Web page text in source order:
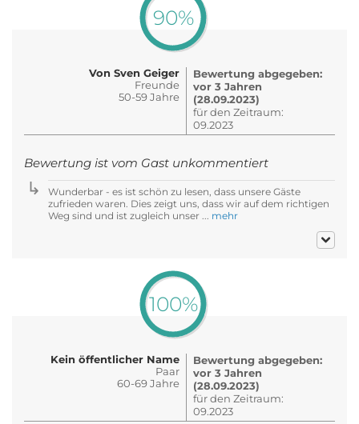
90%
Von Sven Geiger
Freunde
50-59 Jahre
Bewertung abgegeben:
vor 3 Jahren
(28.09.2023)
für den Zeitraum:
09.2023
Bewertung ist vom Gast unkommentiert
Wunderbar - es ist schön zu lesen, dass unsere Gäste
zufrieden waren. Dies zeigt uns, dass wir auf dem richtigen
Weg sind und ist zugleich unser ... mehr
100%
Kein öffentlicher Name
Paar
60-69 Jahre
Bewertung abgegeben:
vor 3 Jahren
(28.09.2023)
für den Zeitraum:
09.2023